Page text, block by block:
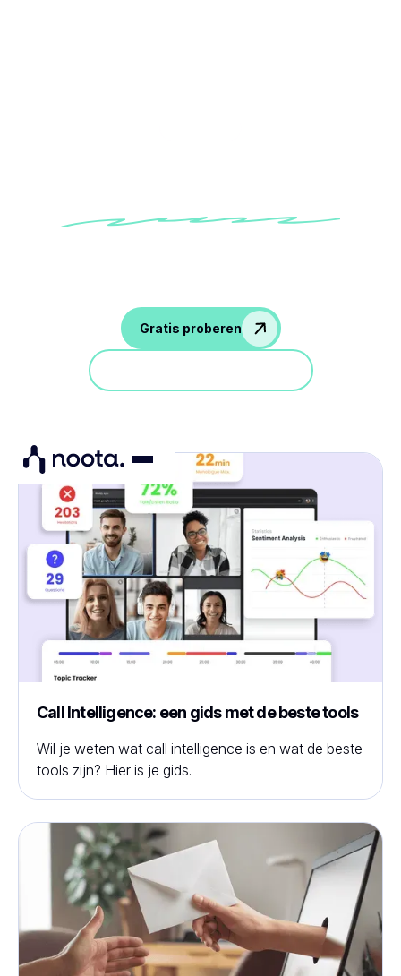
Gratis proberen
Call Intelligence: een gids met de beste tools
Wil je weten wat call intelligence is en wat de beste
tools zijn? Hier is je gids.